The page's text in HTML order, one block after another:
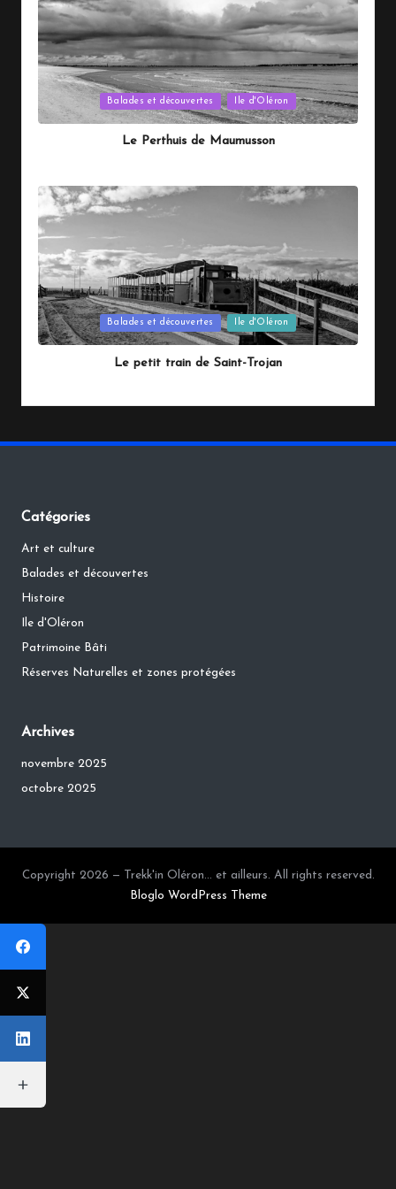
Posted
Balades et découvertes Ile d'Oléron
Le Perthuis de Maumusson
Posted
in
Balades et découvertes Ile d'Oléron
Le petit train de Saint-Trojan
by
Catégories
Art et culture
Balades et découvertes
Histoire
Ile d'Oléron
Patrimoine Bâti
Réserves Naturelles et zones protégées
Archives
novembre 2025
octobre 2025
Copyright 2026 — Trekk'in Oléron... et ailleurs. All rights reserved.
Bloglo WordPress Theme